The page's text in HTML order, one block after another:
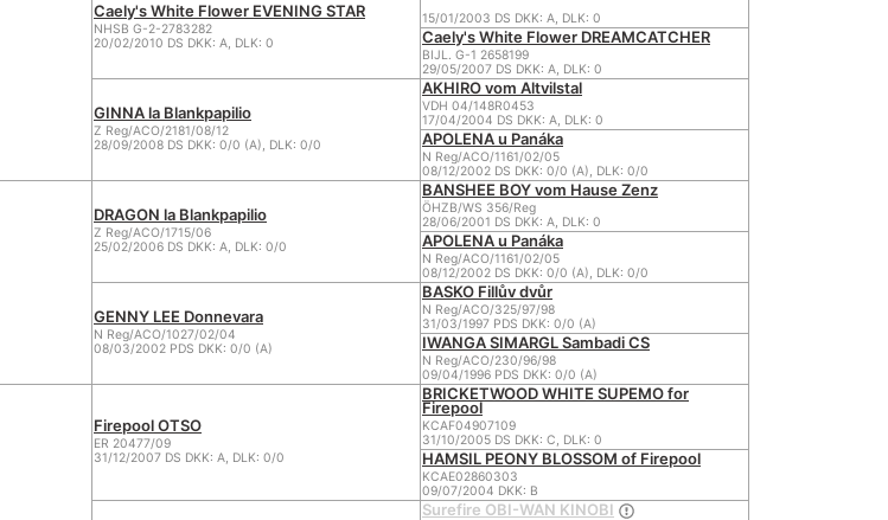
Caely's White Flower EVENING STAR
NHSB G-2-2783282
20/02/2010 DS DKK: A, DLK: 0
15/01/2003 DS DKK: A, DLK: 0
Caely's White Flower DREAMCATCHER
BIJL. G-1 2658199
29/05/2007 DS DKK: A, DLK: 0
GINNA la Blankpapilio
Z Reg/ACO/2181/08/12
28/09/2008 DS DKK: 0/0 (A), DLK: 0/0
AKHIRO vom Altvilstal
VDH 04/148R0453
17/04/2004 DS DKK: A, DLK: 0
APOLENA u Panáka
N Reg/ACO/1161/02/05
08/12/2002 DS DKK: 0/0 (A), DLK: 0/0
DRAGON la Blankpapilio
Z Reg/ACO/1715/06
25/02/2006 DS DKK: A, DLK: 0/0
BANSHEE BOY vom Hause Zenz
ÖHZB/WS 356/Reg
28/06/2001 DS DKK: A, DLK: 0
APOLENA u Panáka
N Reg/ACO/1161/02/05
08/12/2002 DS DKK: 0/0 (A), DLK: 0/0
GENNY LEE Donnevara
N Reg/ACO/1027/02/04
08/03/2002 PDS DKK: 0/0 (A)
BASKO Fillův dvůr
N Reg/ACO/325/97/98
31/03/1997 PDS DKK: 0/0 (A)
IWANGA SIMARGL Sambadi CS
N Reg/ACO/230/96/98
09/04/1996 PDS DKK: 0/0 (A)
Firepool OTSO
ER 20477/09
31/12/2007 DS DKK: A, DLK: 0/0
BRICKETWOOD WHITE SUPEMO for
Firepool
KCAF04907109
31/10/2005 DS DKK: C, DLK: 0
HAMSIL PEONY BLOSSOM of Firepool
KCAE02860303
09/07/2004 DKK: B
Surefire OBI-WAN KINOBI